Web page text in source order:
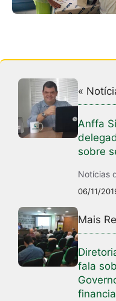
«
Anffa
sobre
Notícias
06/11/
Mais
fala